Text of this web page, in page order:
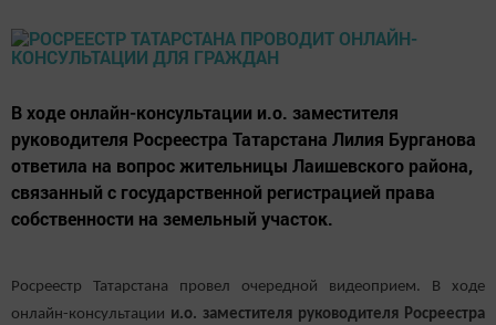
В ходе онлайн-консультации и.о. заместителя
руководителя Росреестра Татарстана Лилия Бурганова
ответила на вопрос жительницы Лаишевского района,
связанный с государственной регистрацией права
собственности на земельный участок.
Росреестр Татарстана провел очередной видеоприем. В ходе
онлайн-консультации и.о. заместителя руководителя Росреестра